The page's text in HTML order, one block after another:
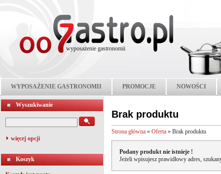
wyposażenie gastronomii
WYPOSAŻENIE GASTRONOMII PROMOCJE NOWOŚCI
Wyszukiwanie
więcej opcji
Koszyk
Brak produktu
Strona główna » Oferta » Brak produktu
Podany produkt nie istnieje !
Jeżeli wpisujesz prawidłowy adres,